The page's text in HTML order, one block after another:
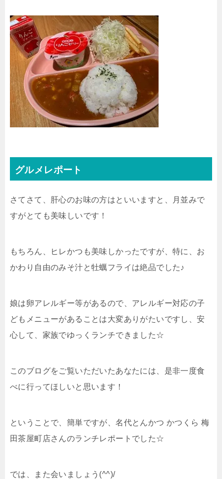
グルメレポート
さてさて、肝心のお味の方はといいますと、月並みで
すがとても美味しいです！
もちろん、ヒレかつも美味しかったですが、特に、お
かわり自由のみそ汁と牡蠣フライは絶品でした♪
娘は卵アレルギー等があるので、アレルギー対応の子
どもメニューがあることは大変ありがたいですし、安
心して、家族でゆっくランチできました☆
このブログをご覧いただいたあなたには、是非一度食
べに行ってほしいと思います！
ということで、簡単ですが、名代とんかつ かつくら 梅
田茶屋町店さんのランチレポートでした☆
では、また会いましょう(^^)/